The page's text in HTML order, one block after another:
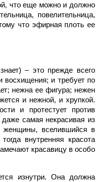
что еще можно и должно
повелительница,
что эфирная плоть ее
– это прежде всего
восхищения; и требует по
нежна ее фигура; нежен
и нежной, и хрупкой.
и протестует против
самая некрасивая из
женщины, вселившийся в
внутренняя красота
красавицу в особо
изнутри. Она должна